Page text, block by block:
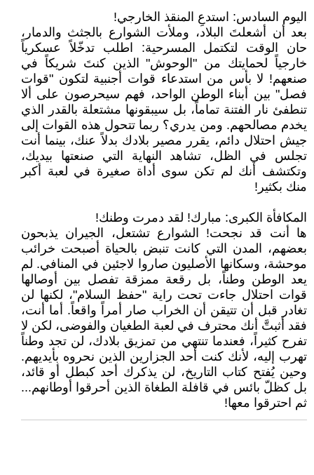
اليوم السادس: استدعِ المنقذ الخارجي!
بعد أن أشعلتَ البلاد، وملأت الشوارع بالجثث والدمار،
حان الوقت لتكتمل المسرحية: اطلب تدخّلاً عسكرياً
خارجياً لحمايتك من "الوحوش" الذين كنتَ شريكاً في
صنعهم! لا بأس من استدعاء قوات أجنبية لتكون "قوات
فصل" بين أبناء الوطن الواحد، فهم سيحرصون على ألا
تنطفئ نار الفتنة تماماً، بل سيبقونها مشتعلة بالقدر الذي
يخدم مصالحهم. ومن يدري؟ ربما تتحول هذه القوات إلى
جيش احتلال دائم، يقرر مصير بلادك بدلاً عنك، بينما أنت
تجلس في الظل، تشاهد النهاية التي صنعتها بيديك،
وتكتشف أنك لم تكن سوى أداة صغيرة في لعبة أكبر
منك بكثير!
المكافأة الكبرى: مبارك! لقد دمرت وطنك!
ها أنت قد نجحت! الشوارع تشتعل، الجيران يذبحون
بعضهم، المدن التي كانت تنبض بالحياة أصبحت خرائب
موحشة، وسكانها الأصليون صاروا لاجئين في المنافي. لم
يعد الوطن وطناً، بل رقعة ممزقة تفصل بين أوصالها
قوات احتلال جاءت تحت راية "حفظ السلام"، لكنها لن
تغادر قبل أن تتيقن أن الخراب صار أمراً واقعاً. أما أنت،
فقد أثبتَّ أنك محترف في لعبة الطغيان والفوضى، لكن لا
تفرح كثيراً، فعندما تنتهي من تمزيق بلادك، لن تجد وطناً
تهرب إليه، لأنك كنت أحد الجزارين الذين نحروه بأيديهم.
وحين يُفتح كتاب التاريخ، لن يذكرك أحد كبطل أو قائد،
بل كظلّ بائس في قافلة الطغاة الذين أحرقوا أوطانهم...
ثم احترقوا معها!